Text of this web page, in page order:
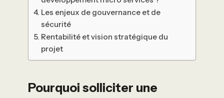
Les enjeux de gouvernance et de
sécurité
Rentabilité et vision stratégique du
projet
Pourquoi solliciter une